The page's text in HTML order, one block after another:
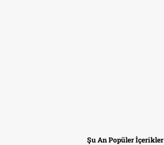
Şu An Popüler İçerikler